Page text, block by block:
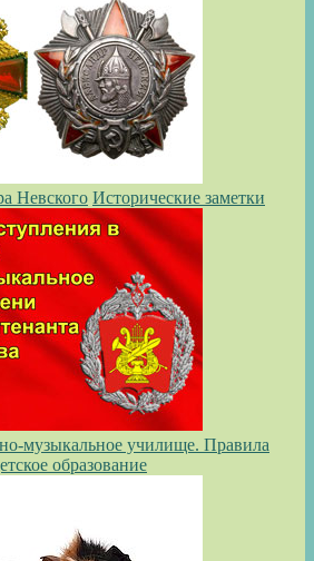
Невского Исторические заметки
музыкальное училище. Правила
образование